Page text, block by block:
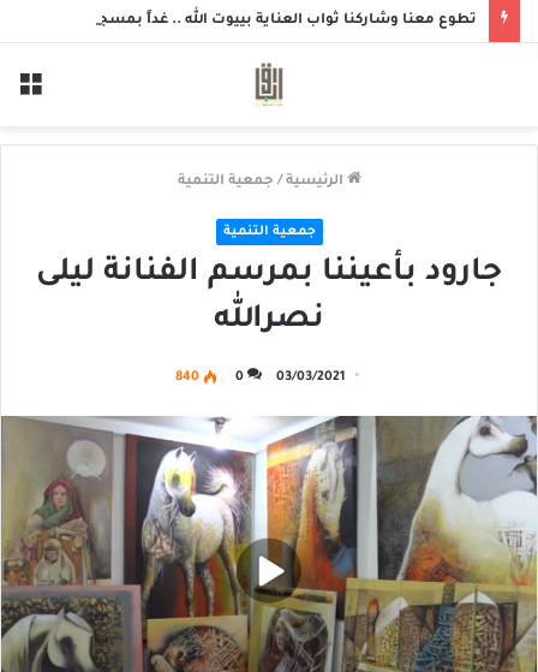
الرئيسية / جمعية التنمية
جمعية التنمية
جارود بأعيننا بمرسم الفنانة ليلى
نصرالله
03/03/2021
0
840